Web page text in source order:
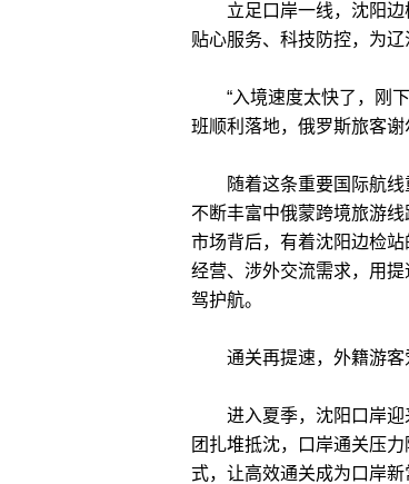
立足口岸一线，沈阳边检
贴心服务、科技防控，为
“入境速度太快了，刚下
班顺利落地，俄罗斯旅客
随着这条重要国际航线
不断丰富中俄蒙跨境旅游
市场背后，有着沈阳边检
经营、涉外交流需求，用
驾护航。
通关再提速，外籍游客
进入夏季，沈阳口岸迎
团扎堆抵沈，口岸通关压
式，让高效通关成为口岸新